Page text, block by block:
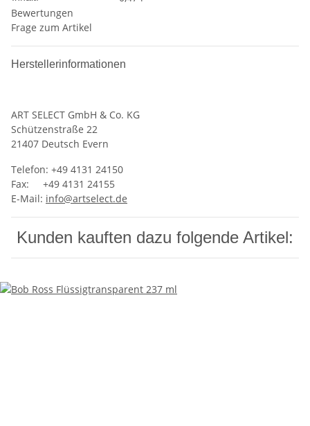
Bewertungen
Frage zum Artikel
Herstellerinformationen
ART SELECT GmbH & Co. KG
‍Schützenstraße 22
21407 Deutsch Evern
Telefon: +49 4131 24150
Fax: +49 4131 24155
E-Mail: info@artselect.de
Kunden kauften dazu folgende Artikel: